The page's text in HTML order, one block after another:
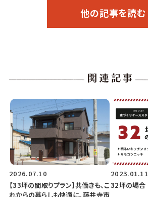
他の記事を読む
2026.07.10
【33坪の間取りプラン】共働きも、こ
れからの暮らしも快適に。藤井寺市
2023.01.11
32坪の場合